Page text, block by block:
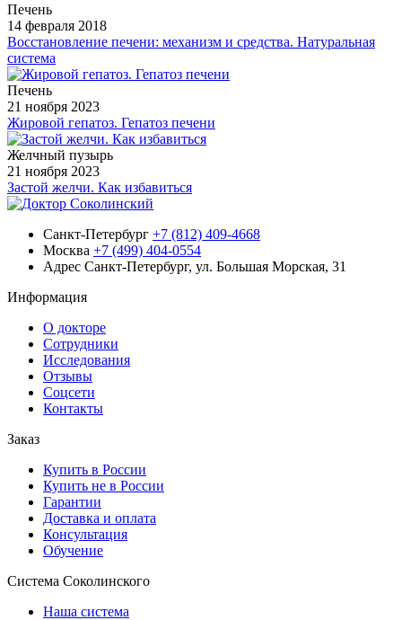
Печень
14 февраля 2018
Восстановление печени: механизм и средства. Натуральная
система
Печень
21 ноября 2023
Жировой гепатоз. Гепатоз печени
Желчный пузырь
21 ноября 2023
Застой желчи. Как избавиться
Санкт-Петербург +7 (812) 409-4668
Москва +7 (499) 404-0554
Адрес Санкт-Петербург, ул. Большая Морская, 31
Информация
О докторе
Сотрудники
Исследования
Отзывы
Соцсети
Контакты
Заказ
Купить в России
Купить не в России
Гарантии
Доставка и оплата
Консультация
Обучение
Система Соколинского
Наша система